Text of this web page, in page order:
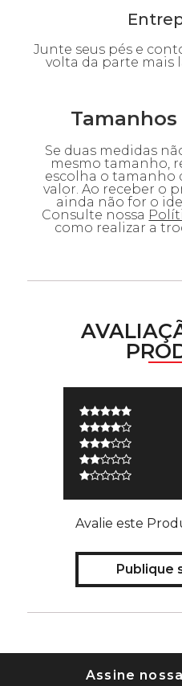
Junte seus pés e
volta da parte mais
Se duas medidas
mesmo tamanho,
escolha o tamanho
valor. Ao receber o
ainda não for o
Consulte nossa
como realizar a
Avalie este
Publique
Assine